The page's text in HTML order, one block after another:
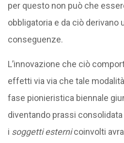
per questo non può che
obbligatoria e da ciò derivano
conseguenze.
L’innovazione che ciò
effetti via via che tale
fase pionieristica biennale
diventando prassi
i soggetti esternicoinvolti